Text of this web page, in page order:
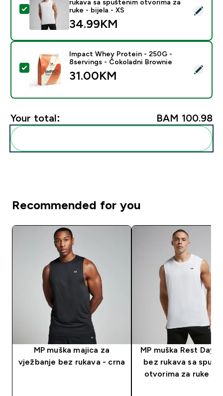
Select this product - MP muška Rest Day majica bez
rukava sa spuštenim otvorima za
ruke - bijela - XS
34.99KM‎
Select this product - Impact Whey Protein - 250G -
Impact Whey Protein - 250G -
8servings - Čokoladni Brownie
31.00KM‎
Your total: BAM 100.98‎
Recommended for you
MP muška majica za
vježbanje bez rukava - crna
MP muška Rest Day
bez rukava sa
otvorima za ruke -